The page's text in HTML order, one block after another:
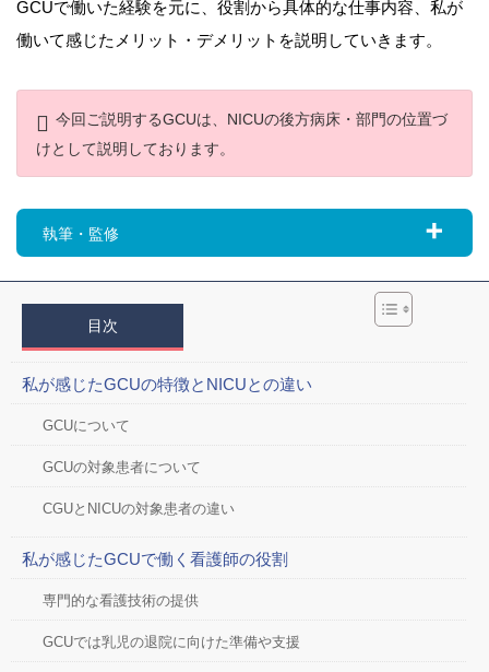
GCUで働いた経験を元に、役割から具体的な仕事内容、私が
働いて感じたメリット・デメリットを説明していきます。
今回ご説明するGCUは、NICUの後方病床・部門の位置づ
けとして説明しております。
執筆・監修
目次
私が感じたGCUの特徴とNICUとの違い
GCUについて
GCUの対象患者について
CGUとNICUの対象患者の違い
私が感じたGCUで働く看護師の役割
専門的な看護技術の提供
GCUでは乳児の退院に向けた準備や支援